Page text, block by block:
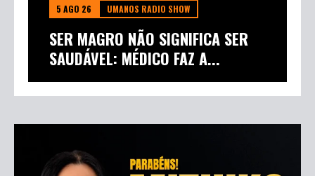
5 AGO 26 UMANOS RADIO SHOW
SER MAGRO NÃO SIGNIFICA SER
SAUDÁVEL: MÉDICO FAZ A...